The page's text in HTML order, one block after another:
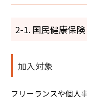
2-1. 国民健康保険
加入対象
フリーランスや個人